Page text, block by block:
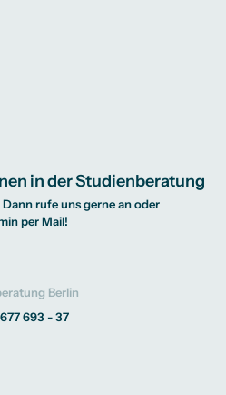
in der Studienberatung
rufe uns gerne an oder
per Mail!
Berlin
693 - 37